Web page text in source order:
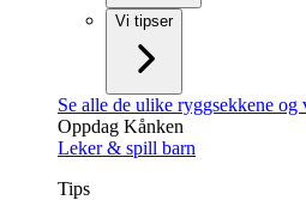
Vi tipser
Se alle de ulike ryggsekkene og
Oppdag Kånken
Leker & spill barn
Tips